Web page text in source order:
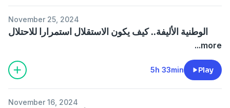
ويشرح لنا تميم كيف يسعى الاستعمار لإخماد الفكر التحرري بقتل
القادة أو تشويه الأفكار عبر التزييف التاريخي، حيث يتم تصوير
الغزاة كمحررين وتحريف رموز المقاومة. هذه الأدوات تهدف إلى
ولكن كيف يتحقق الاستقلال الحقيقي؟
وما المشروع الذي يوحد الأمة في مواجهة الاستعمار كما يراه
تميم؟
November 25, 2024
الوطنية الأليفة.. كيف يكون الاستقلال استمرارا للاحتلال
...more
5h 33min Play
November 16, 2024